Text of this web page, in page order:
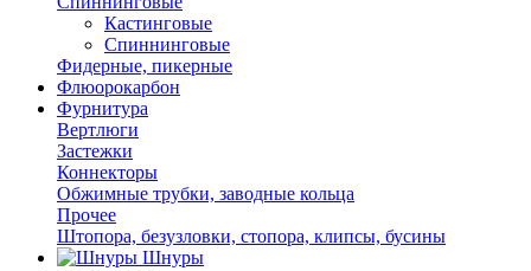
Кастинговые
Спиннинговые
Фидерные, пикерные
Флюорокарбон
Фурнитура
Вертлюги
Застежки
Коннекторы
Обжимные трубки, заводные кольца
Прочее
Штопора, безузловки, стопора, клипсы, бусины
Шнуры